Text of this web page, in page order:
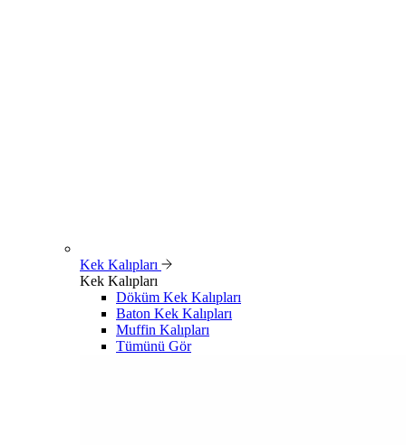
Kek Kalıpları
Kek Kalıpları
Döküm Kek Kalıpları
Baton Kek Kalıpları
Muffin Kalıpları
Tümünü Gör